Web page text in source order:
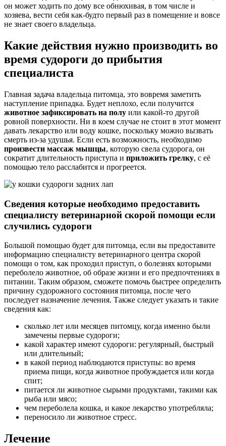
он может ходить по дому все обнюхивая, в том числе и
хозяева, вести себя как-будто первый раз в помещение и вовсе
не знает своего владельца.
Какие действия нужно производить во
время судороги до прибытия
специалиста
Главная задача владельца питомца, это вовремя заметить
наступление припадка. Будет неплохо, если получится
животное зафиксировать на полу или какой-то другой
ровной поверхности. Ни в коем случае не стоит в этот момент
давать лекарство или воду кошке, поскольку можно вызвать
смерть из-за удушья. Если есть возможность, необходимо
произвести массаж мышцы, которую свела судорога, он
сократит длительность приступа и приложить грелку, с её
помощью тело расслабится и прогреется.
Сведения которые необходимо предоставить
специалисту ветеринарной скорой помощи если
случились судороги
Большой помощью будет для питомца, если вы предоставите
информацию специалисту ветеринарного центра скорой
помощи о том, как проходил приступ, о болезнях которыми
переболело животное, об образе жизни и его предпочтениях в
питании. Таким образом, сможете помочь быстрее определить
причину судорожного состояния питомца, после чего
последует назначение лечения. Также следует указать и такие
сведения как:
сколько лет или месяцев питомцу, когда именно были
замечены первые судороги;
какой характер имеют судороги: регулярный, быстрый
или длительный;
в какой период наблюдаются приступы: во время
приема пищи, когда животное пробуждается или когда
спит;
питается ли животное сырыми продуктами, такими как
рыба или мясо;
чем переболела кошка, и какое лекарство употребляла;
переносило ли животное стресс.
Лечение